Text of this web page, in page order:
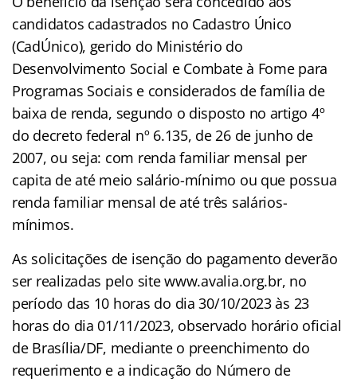
candidatos cadastrados no Cadastro Único
(CadÚnico), gerido do Ministério do
Desenvolvimento Social e Combate à Fome para
Programas Sociais e considerados de família de
baixa de renda, segundo o disposto no artigo 4º
do decreto federal nº 6.135, de 26 de junho de
2007, ou seja: com renda familiar mensal per
capita de até meio salário-mínimo ou que possua
renda familiar mensal de até três salários-
mínimos.
As solicitações de isenção do pagamento deverão
ser realizadas pelo site www.avalia.org.br, no
período das 10 horas do dia 30/10/2023 às 23
horas do dia 01/11/2023, observado horário oficial
de Brasília/DF, mediante o preenchimento do
requerimento e a indicação do Número de